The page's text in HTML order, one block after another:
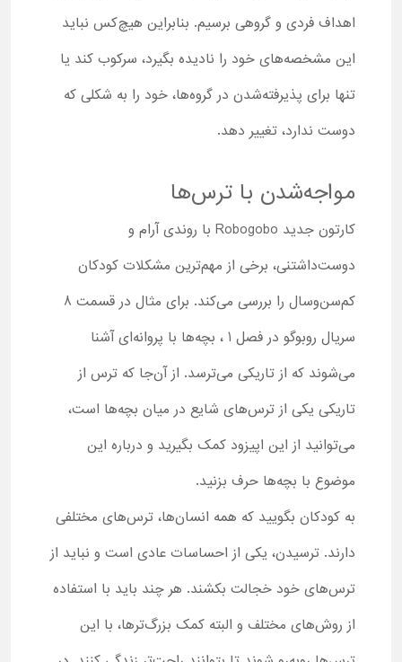
اهداف فردی و گروهی برسیم. بنابراین هیچ‌کس نباید
این مشخصه‌های خود را نادیده بگیرد، سرکوب کند یا
تنها برای پذیرفته‌شدن در گروه‌ها، خود را به شکلی که
دوست ندارد، تغییر دهد.
مواجه‌شدن با ترس‌ها
کارتون جدید Robogobo با روندی آرام و
دوست‌داشتنی، برخی از مهم‌ترین مشکلات کودکان
کم‌سن‌وسال را بررسی می‌کند. برای مثال در قسمت 8
سریال روبوگو در فصل 1 ، بچه‌ها با پروانه‌ای آشنا
می‌شوند که از تاریکی می‌ترسد. از آن‌جا که ترس از
تاریکی یکی از ترس‌های شایع در میان بچه‌ها است،
می‌توانید از این اپیزود کمک بگیرید و درباره این
موضوع با بچه‌ها حرف بزنید.
به کودکان بگویید که همه انسان‌ها، ترس‌های مختلفی
دارند. ترسیدن، یکی از احساسات عادی است و نباید از
ترس‌های خود خجالت بکشند. هر چند باید با استفاده
از روش‌های مختلف و البته کمک بزرگ‌ترها، با این